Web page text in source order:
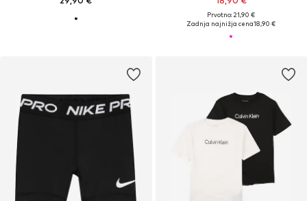
Prvotno: 21,90 €
Zadnja najnižja cena18,90 €